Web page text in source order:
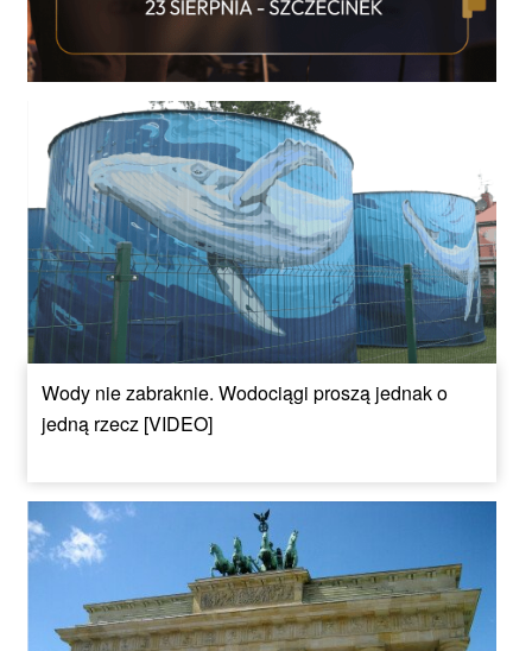
Wody nie zabraknie. Wodociągi proszą jednak o
jedną rzecz [VIDEO]